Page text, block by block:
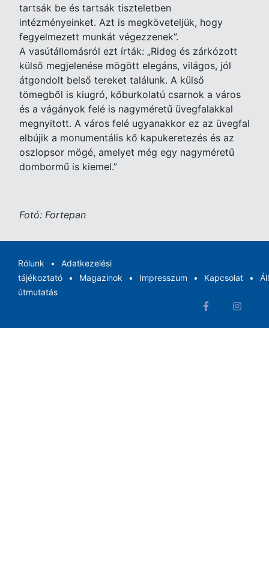
tartsák be és tartsák tiszteletben
intézményeinket. Azt is megköveteljük, hogy
fegyelmezett munkát végezzenek”.
A vasútállomásról ezt írták: „Rideg és zárkózott
külső megjelenése mögött elegáns, világos, jól
átgondolt belső tereket találunk. A külső
tömegből is kiugró, kőburkolatú csarnok a város
és a vágányok felé is nagyméretű üvegfalakkal
megnyitott. A város felé ugyanakkor ez az üvegfal
elbújik a monumentális kő kapukeretezés és az
oszlopsor mögé, amelyet még egy nagyméretű
dombormű is kiemel.”
Fotó: Fortepan
Rólunk
Adatkezelési
tájékoztató
Magazinok Impresszum Kapcsolat
útmutatás